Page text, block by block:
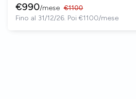
€990/mese €1100
Fino al 31/12/26. Poi €1100/mese